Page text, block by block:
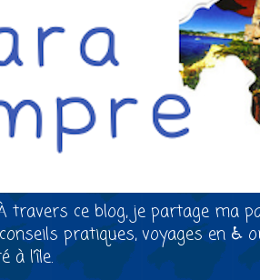
ce blog, je partage ma
pratiques, voyages en ♿
à l’île.